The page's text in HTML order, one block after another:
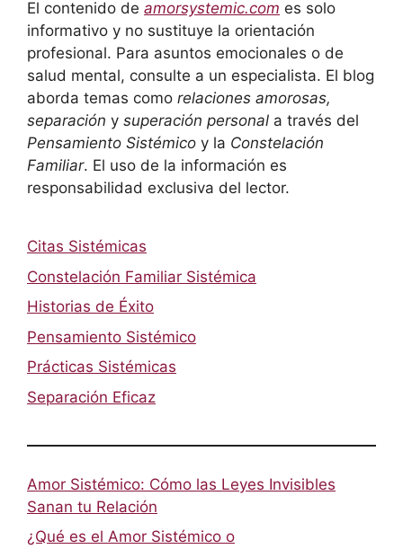
El contenido de amorsystemic.com es solo
informativo y no sustituye la orientación
profesional. Para asuntos emocionales o de
salud mental, consulte a un especialista. El blog
aborda temas como relaciones amorosas,
separación y superación personal a través del
Pensamiento Sistémico y la Constelación
Familiar. El uso de la información es
responsabilidad exclusiva del lector.
Citas Sistémicas
Constelación Familiar Sistémica
Historias de Éxito
Pensamiento Sistémico
Prácticas Sistémicas
Separación Eficaz
Amor Sistémico: Cómo las Leyes Invisibles
Sanan tu Relación
¿Qué es el Amor Sistémico o